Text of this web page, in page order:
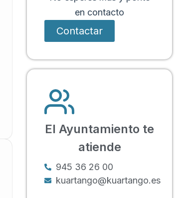
en contacto
Contactar
El Ayuntamiento te
atiende
945 36 26 00
kuartango@kuartango.es